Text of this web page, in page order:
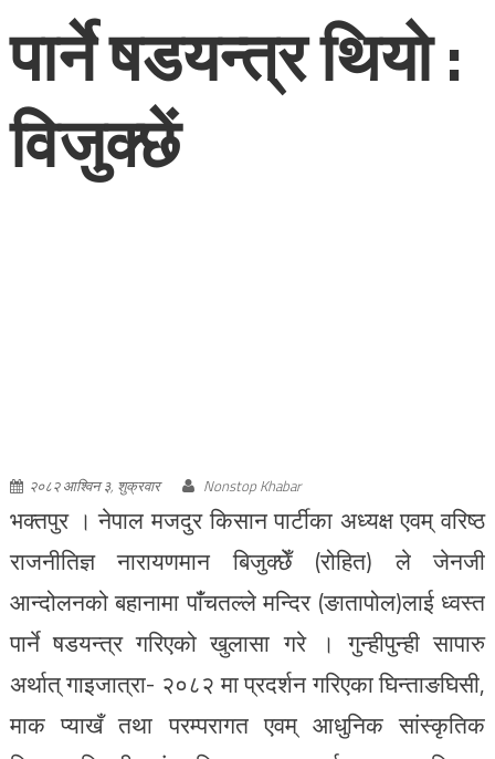
माक प्याखँ तथा परम्परागत एवम् आधुनिक सांस्कृतिक
विधाका विजयी सांस्कृतिक समूहहरुलाई पुरस्कार वितरण
एवम् सांस्कृतिक गुरुहरूको सम्मान कार्यक्रमलाई बिहीबार
[…]